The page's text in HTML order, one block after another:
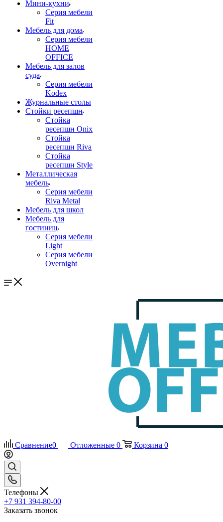
Мини-кухни
Серия мебели
Fit
Мебель для дома
Серия мебели
HOME
OFFICE
Мебель для залов
суда
Серия мебели
Kodex
Журнальные столы
Стойки ресепшн
Стойка
ресепшн Onix
Стойка
ресепшн Riva
Стойка
ресепшн Style
Металлическая
мебель
Серия мебели
Riva Metal
Мебель для школ
Мебель для
гостиниц
Серия мебели
Light
Серия мебели
Overnight
Сравнение0 Отложенные 0 Корзина 0
Телефоны
+7 931 394-80-00
Заказать звонок